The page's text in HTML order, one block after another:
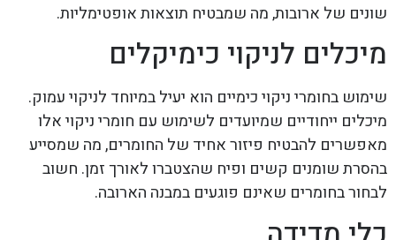
שונים של ארובות, מה שמבטיח תוצאות אופטימליות.
מיכלים לניקוי כימיקלים
שימוש בחומרי ניקוי כימיים הוא יעיל במיוחד לניקוי עמוק.
מיכלים ייחודיים שמיועדים לשימוש עם חומרי ניקוי אלו
מאפשרים להבטיח פיזור אחיד של החומרים, מה שמסייע
בהסרת שומנים קשים ופיח שהצטברו לאורך זמן. חשוב
לבחור בחומרים שאינם פוגעים במבנה הארובה.